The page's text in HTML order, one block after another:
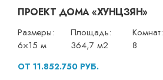
ПРОЕКТ ДОМА «ХУНЦЗЯН»
Размеры:
6×15 м
Площадь:
364,7 м2
Комнат:
8
ОТ 11.852.750 РУБ.